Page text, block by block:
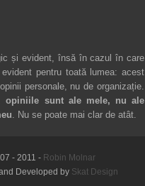
și evident, însă în cazul în care
pentru toată lumea: acest
personale, nu de organizație.
opiniile sunt ale mele, nu ale
. Nu se poate mai clar de atât.
- 2011 - Robin Molnar
Developed by Skat Design